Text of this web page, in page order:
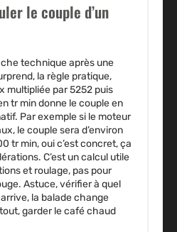
le couple d’un
technique après une
la règle pratique,
multipliée par 5252 puis
tr min donne le couple en
Par exemple si le moteur
le couple sera d’environ
tr min, oui c’est concret, ça
C’est un calcul utile
et roulage, pas pour
Astuce, vérifier à quel
la balade change
garder le café chaud